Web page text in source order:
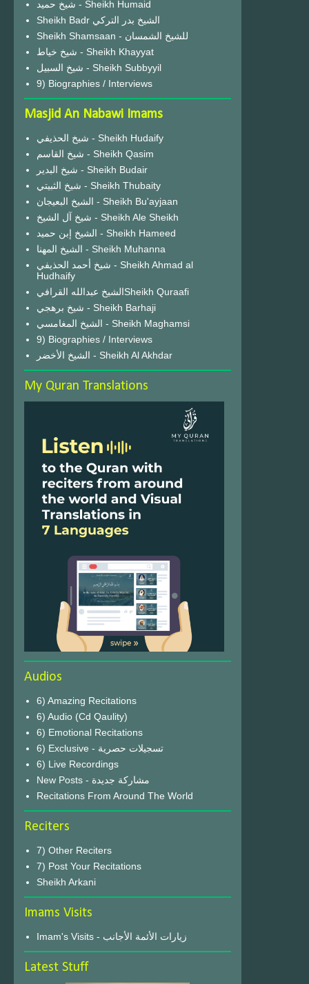
شيخ حميد - Sheikh Humaid
Sheikh Badr الشيخ بدر التركي
Sheikh Shamsaan - للشيخ الشمسان
شيخ خياط - Sheikh Khayyat
شيخ السبيل - Sheikh Subbyyil
9) Biographies / Interviews
Masjid An Nabawi Imams
شيخ الحذيفي - Sheikh Hudaify
شيخ القاسم - Sheikh Qasim
شيخ البدير - Sheikh Budair
شيخ الثبيتي - Sheikh Thubaity
الشيخ البعيجان - Sheikh Bu'ayjaan
شيخ آل الشيخ - Sheikh Ale Sheikh
الشيخ إبن حميد - Sheikh Hameed
الشيخ المهنا - Sheikh Muhanna
شيخ أحمد الحذيفي - Sheikh Ahmad al
Hudhaify
الشيخ عبدالله القرافيSheikh Quraafi
شيخ برهجي - Sheikh Barhaji
الشيخ المغامسي - Sheikh Maghamsi
9) Biographies / Interviews
الشيخ الأخضر - Sheikh Al Akhdar
My Quran Translations
Audios
6) Amazing Recitations
6) Audio (Cd Qaulity)
6) Emotional Recitations
6) Exclusive - تسجيلات حصرية
6) Live Recordings
New Posts - مشاركة جديدة
Recitations From Around The World
Reciters
7) Other Reciters
7) Post Your Recitations
Sheikh Arkani
Imams Visits
Imam's Visits - زيارات الأئمة الأجانب
Latest Stuff